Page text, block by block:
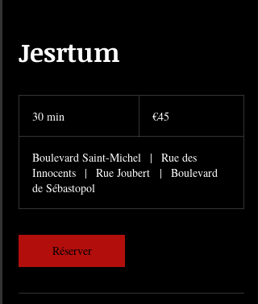
Jesrtum
30 min
i
n
€45
Boulevard Saint-Michel |
Rue des
Innocents
| Rue Joubert |
Boulevard
de Sébastopol
Réserver